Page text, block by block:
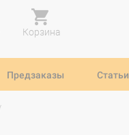
Корзина
Предзаказы Статьи